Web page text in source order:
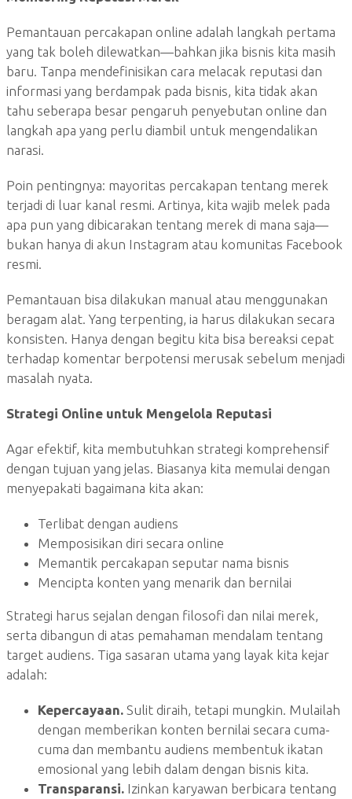
Pemantauan percakapan online adalah langkah pertama
yang tak boleh dilewatkan—bahkan jika bisnis kita masih
baru. Tanpa mendefinisikan cara melacak reputasi dan
informasi yang berdampak pada bisnis, kita tidak akan
tahu seberapa besar pengaruh penyebutan online dan
langkah apa yang perlu diambil untuk mengendalikan
narasi.
Poin pentingnya: mayoritas percakapan tentang merek
terjadi di luar kanal resmi. Artinya, kita wajib melek pada
apa pun yang dibicarakan tentang merek di mana saja—
bukan hanya di akun Instagram atau komunitas Facebook
resmi.
Pemantauan bisa dilakukan manual atau menggunakan
beragam alat. Yang terpenting, ia harus dilakukan secara
konsisten. Hanya dengan begitu kita bisa bereaksi cepat
terhadap komentar berpotensi merusak sebelum menjadi
masalah nyata.
Strategi Online untuk Mengelola Reputasi
Agar efektif, kita membutuhkan strategi komprehensif
dengan tujuan yang jelas. Biasanya kita memulai dengan
menyepakati bagaimana kita akan:
Terlibat dengan audiens
Memposisikan diri secara online
Memantik percakapan seputar nama bisnis
Mencipta konten yang menarik dan bernilai
Strategi harus sejalan dengan filosofi dan nilai merek,
serta dibangun di atas pemahaman mendalam tentang
target audiens. Tiga sasaran utama yang layak kita kejar
adalah:
Kepercayaan. Sulit diraih, tetapi mungkin. Mulailah
dengan memberikan konten bernilai secara cuma-
cuma dan membantu audiens membentuk ikatan
emosional yang lebih dalam dengan bisnis kita.
Transparansi. Izinkan karyawan berbicara tentang